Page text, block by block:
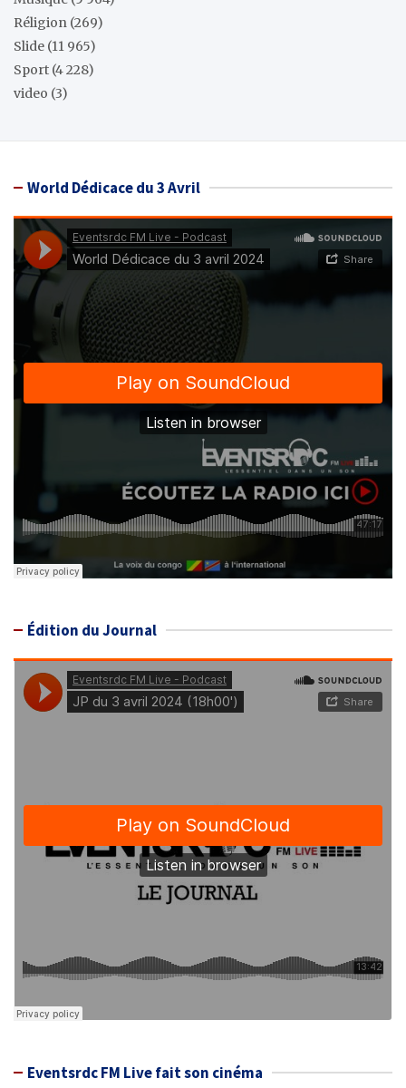
Réligion (269)
Slide (11 965)
Sport (4 228)
video (3)
World Dédicace du 3 Avril
Édition du Journal
Eventsrdc FM Live fait son cinéma